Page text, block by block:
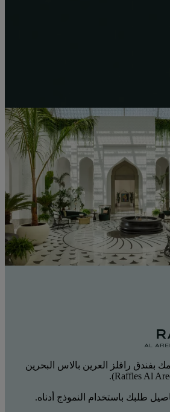
بفندق رافلز العرين بالاس البحرين
طلبك باستخدام النموذج أدناه.